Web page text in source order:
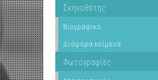
Σκηνοθέτης
Βιογραφικό
Διάφορα κείμενα
Φωτογραφίες